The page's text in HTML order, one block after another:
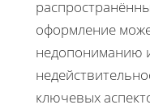
оформление
недопониманию
ключевых